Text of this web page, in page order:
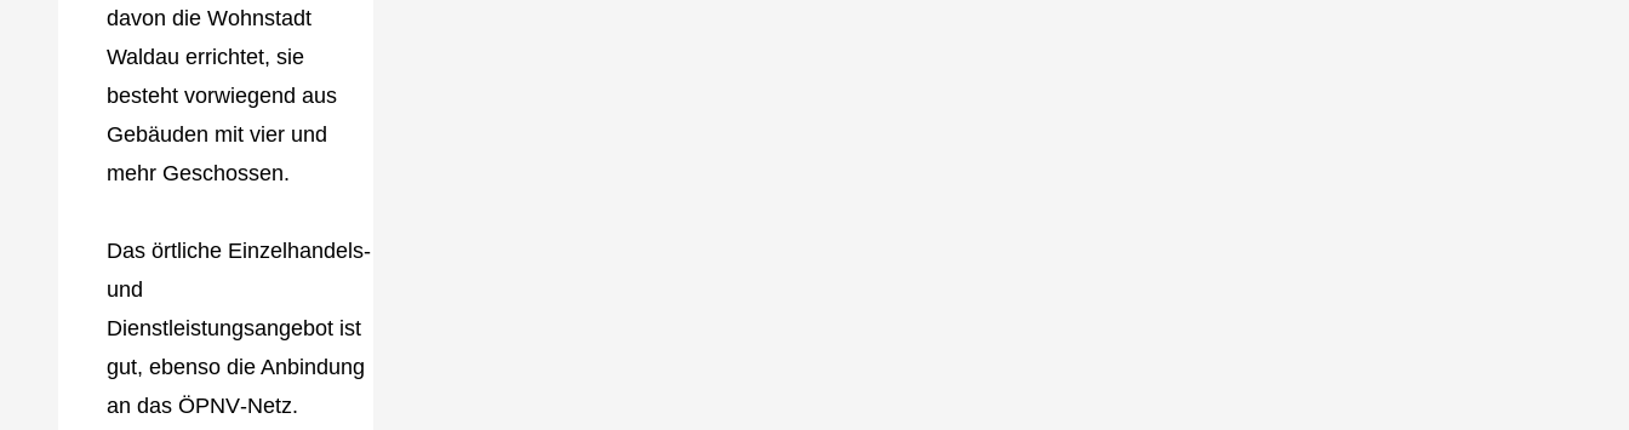
davon die Wohnstadt
Waldau errichtet, sie
besteht vorwiegend aus
Gebäuden mit vier und
mehr Geschossen.
Das örtliche Einzelhandels‐
und
Dienstleistungsangebot ist
gut, ebenso die Anbindung
an das ÖPNV‐Netz.